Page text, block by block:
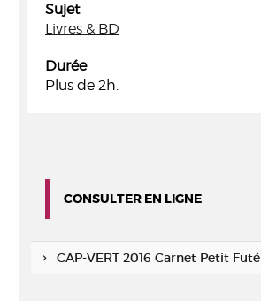
Sujet
Livres & BD
Durée
Plus de 2h.
CONSULTER EN LIGNE
CAP-VERT 2016 Carnet Petit Futé